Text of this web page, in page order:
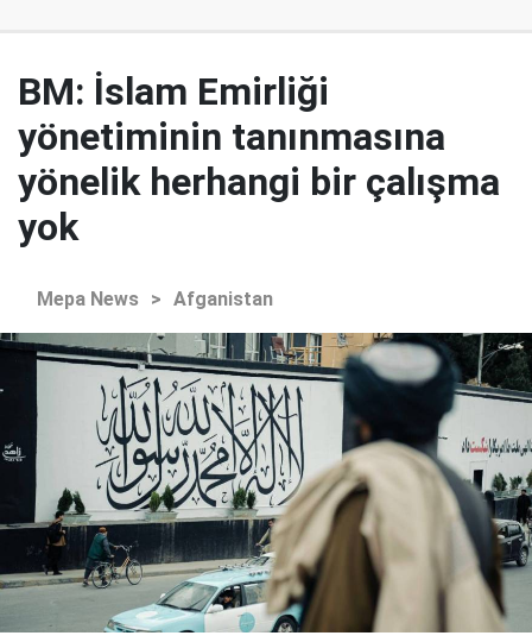
BM: İslam Emirliği
yönetiminin tanınmasına
yönelik herhangi bir çalışma
yok
Mepa News > Afganistan